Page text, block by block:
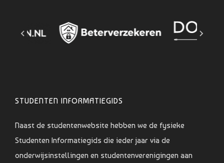
STUDENTEN INFORMATIEGIDS
Naast de studentenwebsite hebben we de fysieke
Studenten Informatiegids die ieder jaar via de
onderwijsinstellingen en studentenverenigingen aan